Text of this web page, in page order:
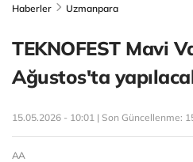
Haberler Uzmanpara
TEKNOFEST Mavi
Ağustos'ta
15.05.2026 - 10:01 | Son Güncellenme:
AA